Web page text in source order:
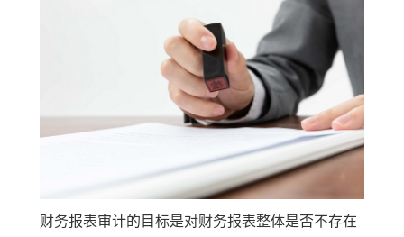
财务报表审计的目标是对财务报表整体是否不存在